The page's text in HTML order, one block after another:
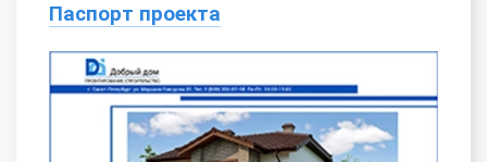
Паспорт проекта